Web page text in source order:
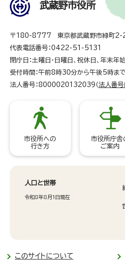
武蔵野市役所
〒180-8777 東京都武蔵野市緑町2-
代表電話番号：0422-51-5131
閉庁日：土曜日・日曜日、祝休日、年末
受付時間：午前8時30分から午後5時まで
法人番号：8000020132039（ 法人番号
市役所への
行き方
市役所庁舎
ご案内
人口と世帯
令和8年8月1日現在
このサイトについて